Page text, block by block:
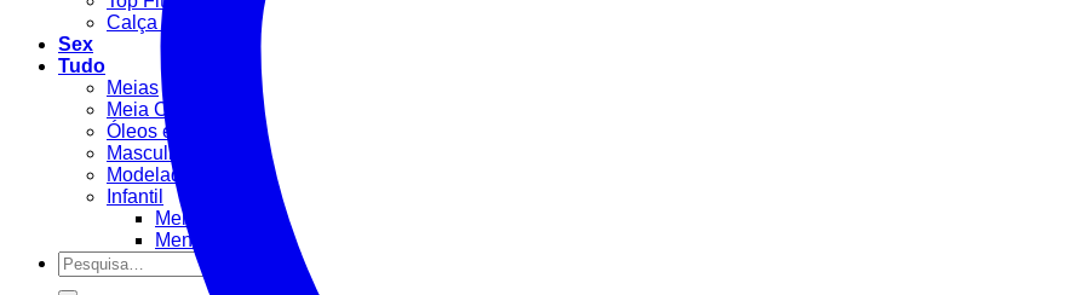
Calça Fitness
Sex
Tudo
Meias
Meia Calça / Fina
Óleos e Géis
Masculino
Modeladora
Infantil
Menino
Menina
Pesquisar
por: